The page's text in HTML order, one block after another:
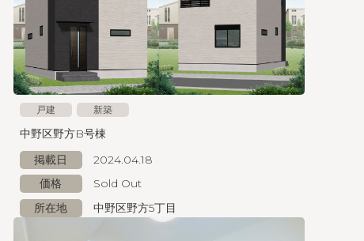
中野区野方B号棟
掲載日
2024.04.18
価格
Sold Out
所在地
中野区野方5丁目
戸建 新築